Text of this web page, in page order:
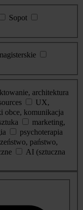
Sopot
architektura
UX,
obce, komunikacja
marketing,
psychoterapia
państwo,
AI (sztuczna